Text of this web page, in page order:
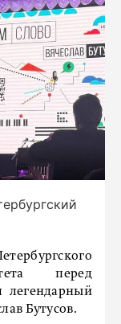
перед
легендарный
Бутусов.